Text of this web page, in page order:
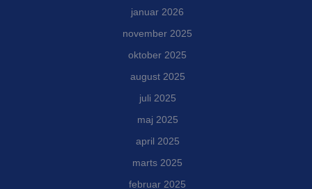
januar 2026
november 2025
oktober 2025
august 2025
juli 2025
maj 2025
april 2025
marts 2025
februar 2025